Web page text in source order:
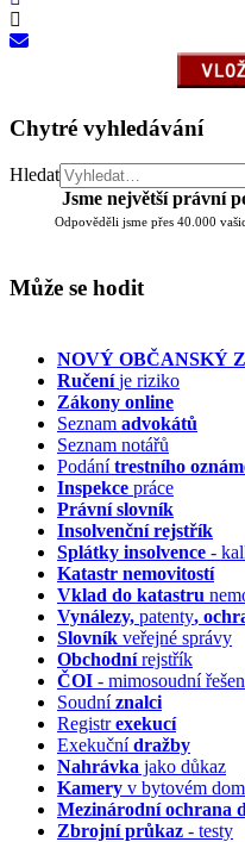
Chytré vyhledávání
Hledat
Jsme největší právní
Odpověděli jsme přes 40.000
Může se hodit
NOVÝ OBČANSKÝ
Ručeníje riziko
Zákony online
Seznam advokátů
Seznam notářů
Podánítrestního
Inspekce práce
Právní slovník
Insolvenčnírejstřík
Splátky insolvence -
Katastr nemovitostí
Vklad do katastru
Vynálezy, patenty,
Slovník veřejné správy
Obchodnírejstřík
ČOI - mimosoudní
Soudníznalci
Registrexekucí
Exekučnídražby
Nahrávka jako důkaz
Kamery v bytovém
Mezinárodní ochrana
Zbrojní průkaz - testy